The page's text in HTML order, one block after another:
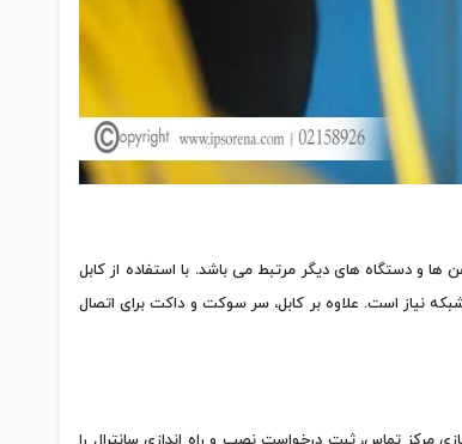
و دستگاه های دیگر مرتبط می باشد. با استفاده از کابل
نیاز است. علاوه بر کابل، سر سوکت و داکت برای اتصال